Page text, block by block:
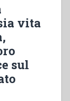
vita
sul